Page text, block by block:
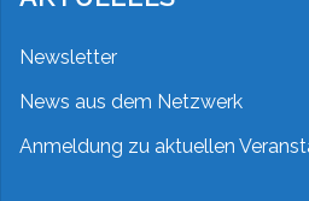
Newsletter
News aus dem Netzwerk
Anmeldung zu aktuellen